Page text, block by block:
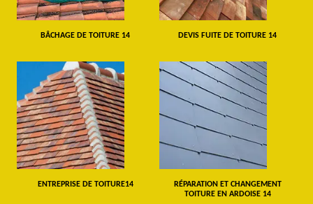
BÂCHAGE DE TOITURE 14 DEVIS FUITE DE TOITURE 14
ENTREPRISE DE TOITURE14
RÉPARATION ET CHANGEMENT
TOITURE EN ARDOISE 14